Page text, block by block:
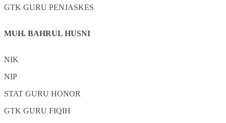
GTK GURU PENJASKES
MUH. BAHRUL HUSNI
NIK
NIP
STAT GURU HONOR
GTK GURU FIQIH